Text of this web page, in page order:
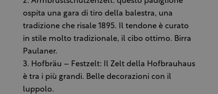
ospita una gara di tiro della balestra, una
tradizione che risale 1895. Il tendone è curato
in stile molto tradizionale, il cibo ottimo. Birra
Paulaner.
3. Hofbräu – Festzelt: Il Zelt della Hofbrauhaus
è tra i più grandi. Belle decorazioni con il
luppolo.